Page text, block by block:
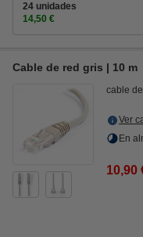
24 unidades
14,50 €
Cable de red gris | 10 m
cable
Ver
En
10,90